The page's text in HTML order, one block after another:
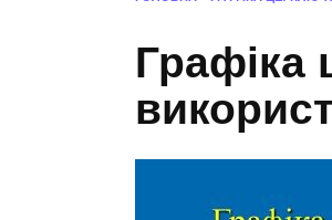
Графіка